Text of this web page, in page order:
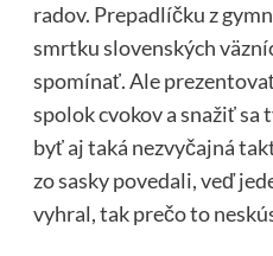
radov. Prepadlíčku z
smrtku slovenských
spomínať. Ale
spolok cvokov a snažiť
byť aj taká nezvyčajná
zo sasky povedali, veď
vyhral, tak prečo to